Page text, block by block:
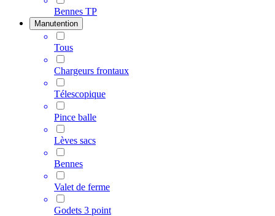
Bennes TP
Manutention
Tous
Chargeurs frontaux
Télescopique
Pince balle
Lèves sacs
Bennes
Valet de ferme
Godets 3 point